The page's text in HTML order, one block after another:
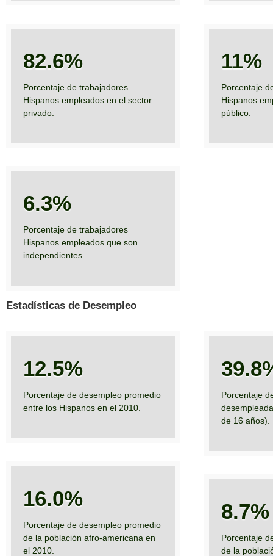
82.6%
Porcentaje de trabajadores
Hispanos empleados en el sector
privado.
11%
Porcentaje
Hispanos
público.
6.3%
Porcentaje de trabajadores
Hispanos empleados que son
independientes.
Estadísticas de Desempleo
12.5%
Porcentaje de desempleo promedio
entre los Hispanos en el 2010.
Porcentaje
de 16 años).
16.0%
Porcentaje de desempleo promedio
de la población afro-americana en
el 2010.
8.7%
Porcentaje
de la